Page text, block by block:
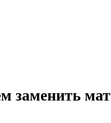
заменить